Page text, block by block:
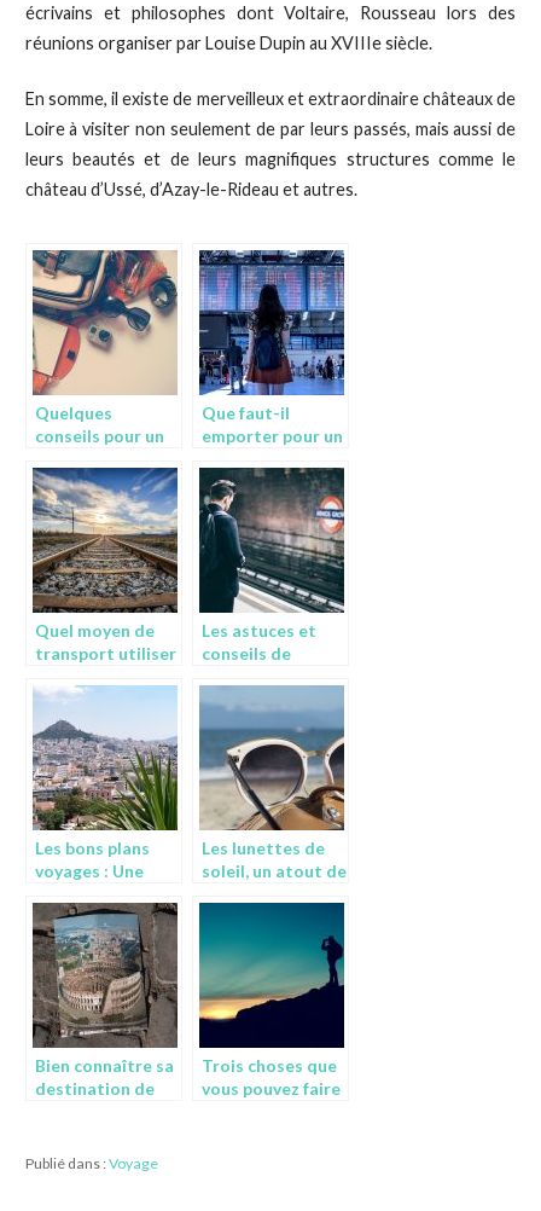
écrivains et philosophes dont Voltaire, Rousseau lors des
réunions organiser par Louise Dupin au XVIIIe siècle.
En somme, il existe de merveilleux et extraordinaire châteaux de
Loire à visiter non seulement de par leurs passés, mais aussi de
leurs beautés et de leurs magnifiques structures comme le
château d’Ussé, d’Azay-le-Rideau et autres.
Quelques
conseils pour un
en avion
Que faut-il
emporter pour un
semaine?
Quel moyen de
transport utiliser
Les astuces et
conseils de
pratiques
Les bons plans
voyages : Une
enchante plus
d’un
Les lunettes de
soleil, un atout de
Bien connaître sa
destination de
Trois choses que
vous pouvez faire
Publié dans :Voyage